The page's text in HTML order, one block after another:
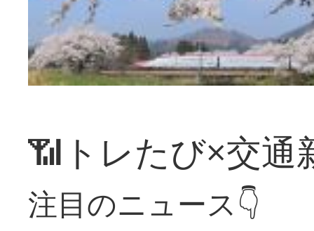
📶トレたび×交通
注目のニュース👇